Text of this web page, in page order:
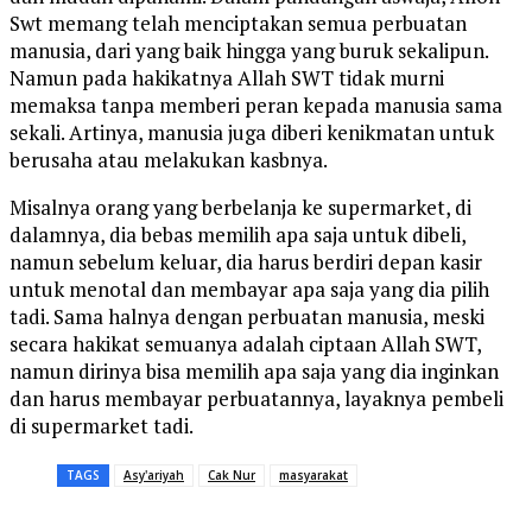
Swt memang telah menciptakan semua perbuatan
manusia, dari yang baik hingga yang buruk sekalipun.
Namun pada hakikatnya Allah SWT tidak murni
memaksa tanpa memberi peran kepada manusia sama
sekali. Artinya, manusia juga diberi kenikmatan untuk
berusaha atau melakukan kasbnya.
Misalnya orang yang berbelanja ke supermarket, di
dalamnya, dia bebas memilih apa saja untuk dibeli,
namun sebelum keluar, dia harus berdiri depan kasir
untuk menotal dan membayar apa saja yang dia pilih
tadi. Sama halnya dengan perbuatan manusia, meski
secara hakikat semuanya adalah ciptaan Allah SWT,
namun dirinya bisa memilih apa saja yang dia inginkan
dan harus membayar perbuatannya, layaknya pembeli
di supermarket tadi.
TAGS Asy'ariyah Cak Nur masyarakat